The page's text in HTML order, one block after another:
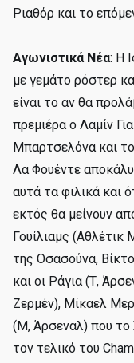
Ριαθόρ και το
Αγωνιστικά Νέα: Η
με γεμάτο ρόστερ
είναι το αν θα
πρεμιέρα ο Λαμίν
Μπαρτσελόνα και
Λα Φουέντε
αυτά τα φιλικά και
εκτός θα μείνουν
Γουίλιαμς
της Οσασούνα,
και οι Ράγια (Τ,
Ζερμέν), Μίκαελ
(Μ, Άρσεναλ) που το
τον τελικό του